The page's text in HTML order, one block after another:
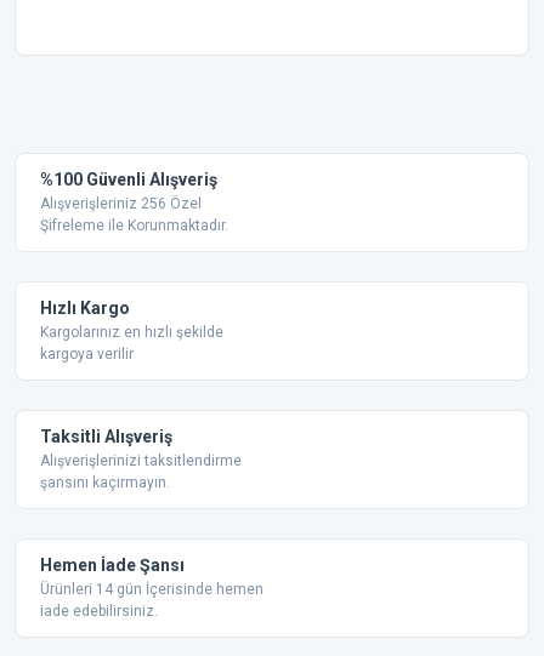
Ürün resmi kalitesiz, bozuk veya görüntülenemiyor.
Ürün açıklamasında eksik bilgiler bulunuyor.
Bu ürüne benzer farklı alternatifler olmalı.
%100 Güvenli Alışveriş
Alışverişleriniz 256 Özel
Şifreleme ile Korunmaktadır.
Hızlı Kargo
Kargolarınız en hızlı şekilde
kargoya verilir
Taksitli Alışveriş
Alışverişlerinizi taksitlendirme
şansını kaçırmayın.
Hemen İade Şansı
Ürünleri 14 gün İçerisinde hemen
iade edebilirsiniz.